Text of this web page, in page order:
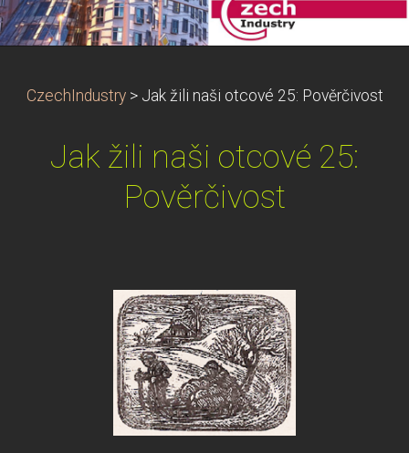
CzechIndustry > Jak žili naši otcové 25: Pověrčivost
Jak žili naši otcové 25:
Pověrčivost